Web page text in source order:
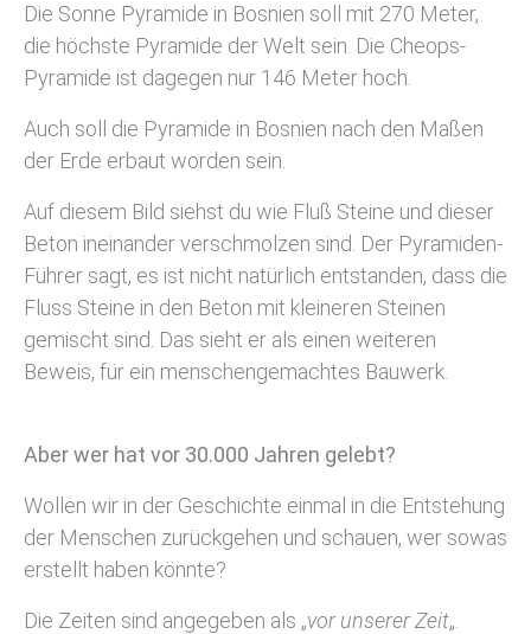
Die Sonne Pyramide in Bosnien soll mit 270 Meter,
die höchste Pyramide der Welt sein. Die Cheops-
Pyramide ist dagegen nur 146 Meter hoch.
Auch soll die Pyramide in Bosnien nach den Maßen
der Erde erbaut worden sein.
Auf diesem Bild siehst du wie Fluß Steine und dieser
Beton ineinander verschmolzen sind. Der Pyramiden-
Führer sagt, es ist nicht natürlich entstanden, dass die
Fluss Steine in den Beton mit kleineren Steinen
gemischt sind. Das sieht er als einen weiteren
Beweis, für ein menschengemachtes Bauwerk.
Aber wer hat vor 30.000 Jahren gelebt?
Wollen wir in der Geschichte einmal in die Entstehung
der Menschen zurückgehen und schauen, wer sowas
erstellt haben könnte?
Die Zeiten sind angegeben als „vor unserer Zeit„.